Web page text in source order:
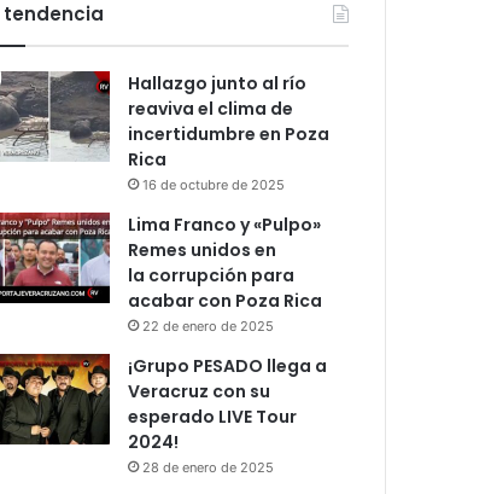
tendencia
Hallazgo junto al río
reaviva el clima de
incertidumbre en Poza
Rica
16 de octubre de 2025
Lima Franco y «Pulpo»
Remes unidos en
la corrupción para
acabar con Poza Rica
22 de enero de 2025
¡Grupo PESADO llega a
Veracruz con su
esperado LIVE Tour
2024!
28 de enero de 2025